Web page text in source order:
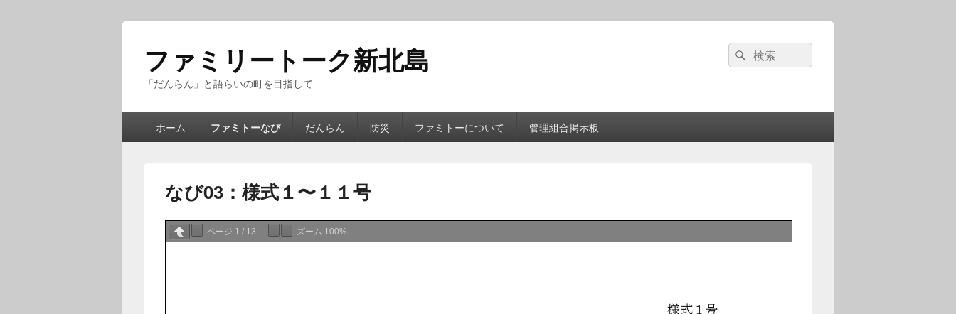
ファミリートーク新北島
「だんらん」と語らいの町を目指して
検
索:
検
索
ホーム ファミトーなび だんらん 防災 ファミトーについて 管理組合掲示板
なび03：様式１〜１１号
ページ 1 / 13 ズーム 100%